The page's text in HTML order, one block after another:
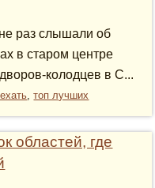
раз слышали об
в старом центре
колодцев в С...
,топ лучших
областей, где